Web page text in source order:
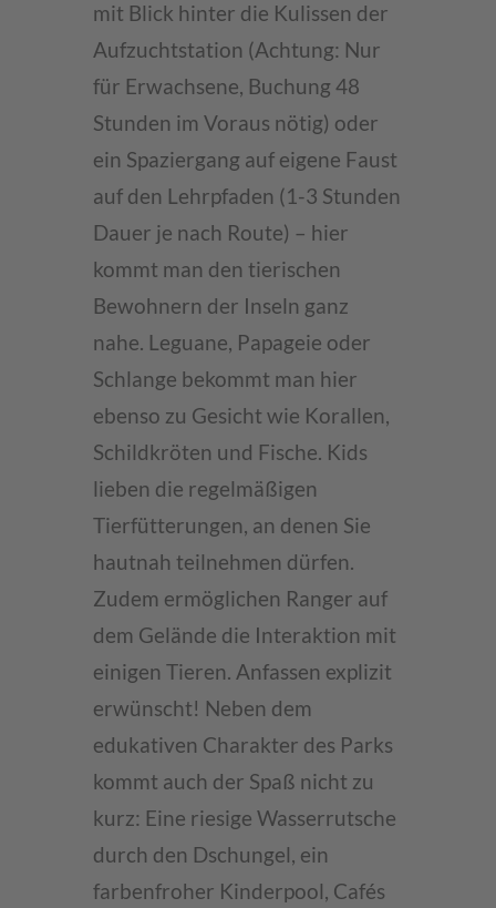
mit Blick hinter die Kulissen der
Aufzuchtstation (Achtung: Nur
für Erwachsene, Buchung 48
Stunden im Voraus nötig) oder
ein Spaziergang auf eigene Faust
auf den Lehrpfaden (1-3 Stunden
Dauer je nach Route) – hier
kommt man den tierischen
Bewohnern der Inseln ganz
nahe. Leguane, Papageie oder
Schlange bekommt man hier
ebenso zu Gesicht wie Korallen,
Schildkröten und Fische. Kids
lieben die regelmäßigen
Tierfütterungen, an denen Sie
hautnah teilnehmen dürfen.
Zudem ermöglichen Ranger auf
dem Gelände die Interaktion mit
einigen Tieren. Anfassen explizit
erwünscht! Neben dem
edukativen Charakter des Parks
kommt auch der Spaß nicht zu
kurz: Eine riesige Wasserrutsche
durch den Dschungel, ein
farbenfroher Kinderpool, Cafés